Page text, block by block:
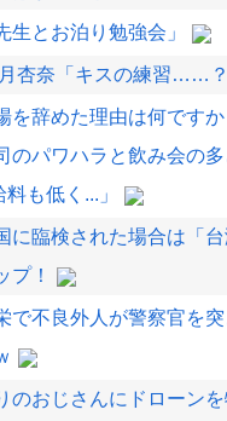
生とお泊り勉強会」
月杏奈「キスの練習……？
を辞めた理由は何です
のパワハラと飲み会の
も低く...」
に臨検された場合は「
プ！
で不良外人が警察官を突
のおじさんにドローン